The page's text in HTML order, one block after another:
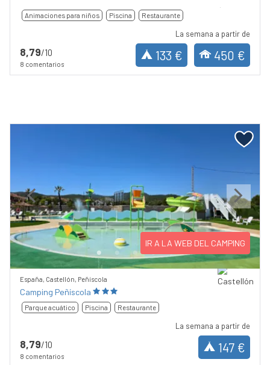
Animaciones para niños Piscina Restaurante
8,79/10
8 comentarios
La semana a partir de
133 € 450 €
Previous Next
IR A LA WEB DEL CAMPING
España, Castellón, Peñíscola
Camping Peñíscola
Parque acuático Piscina Restaurante
8,79/10
8 comentarios
La semana a partir de
147 €